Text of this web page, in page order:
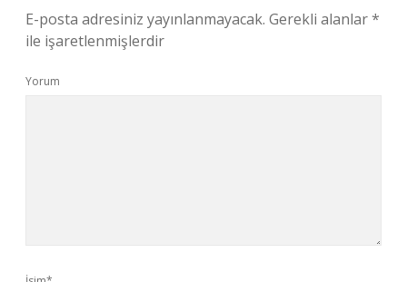
E-posta adresiniz yayınlanmayacak. Gerekli alanlar*
ile işaretlenmişlerdir
Yorum